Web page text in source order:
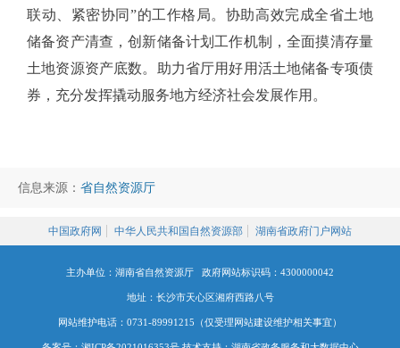
联动、紧密协同”的工作格局。协助高效完成全省土地
储备资产清查，创新储备计划工作机制，全面摸清存量
土地资源资产底数。助力省厅用好用活土地储备专项债
券，充分发挥撬动服务地方经济社会发展作用。
信息来源： 省自然资源厅
中国政府网 中华人民共和国自然资源部 湖南省政府门户网站
主办单位：湖南省自然资源厅 政府网站标识码：4300000042
地址：长沙市天心区湘府西路八号
网站维护电话：0731-89991215（仅受理网站建设维护相关事宜）